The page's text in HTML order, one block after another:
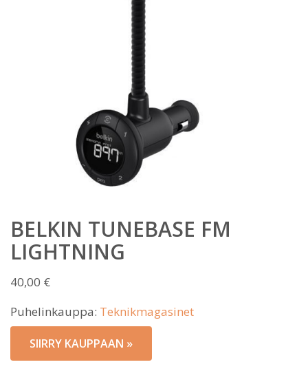
BELKIN TUNEBASE FM
LIGHTNING
40,00 €
Puhelinkauppa: Teknikmagasinet
SIIRRY KAUPPAAN »